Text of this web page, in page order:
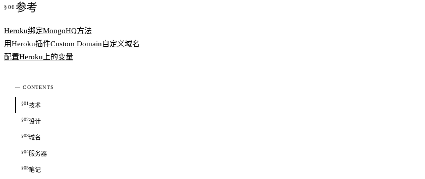
参考
Heroku绑定MongoHQ方法
用Heroku插件Custom Domain自定义域名
配置Heroku上的变量
— CONTENTS
§01技术
§02设计
§03域名
§04服务器
§05笔记